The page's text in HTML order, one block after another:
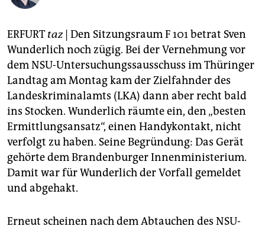
abo
genossenschaft
epaper login
ERFURTtaz| Den Sitzungsraum F 101 betrat Sven
Wunderlich noch zügig. Bei der Vernehmung vor
dem NSU-Untersuchungssausschuss im Thüringer
Landtag am Montag kam der Zielfahnder des
Landeskriminalamts (LKA) dann aber recht bald
ins Stocken. Wunderlich räumte ein, den „besten
Ermittlungsansatz“, einen Handykontakt, nicht
verfolgt zu haben. Seine Begründung: Das Gerät
gehörte dem Brandenburger Innenministerium.
Damit war für Wunderlich der Vorfall gemeldet
und abgehakt.
Erneut scheinen nach dem Abtauchen des NSU-